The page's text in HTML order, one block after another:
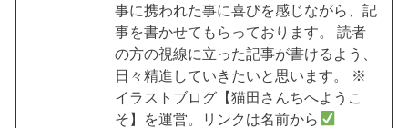
事に携われた事に喜びを感じながら、記
事を書かせてもらっております。 読者
の方の視線に立った記事が書けるよう、
日々精進していきたいと思います。 ※
イラストブログ【猫田さんちへようこ
そ】を運営。リンクは名前から